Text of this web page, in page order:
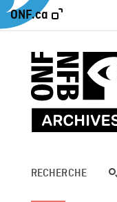
ONF.ca
RECHERCHE